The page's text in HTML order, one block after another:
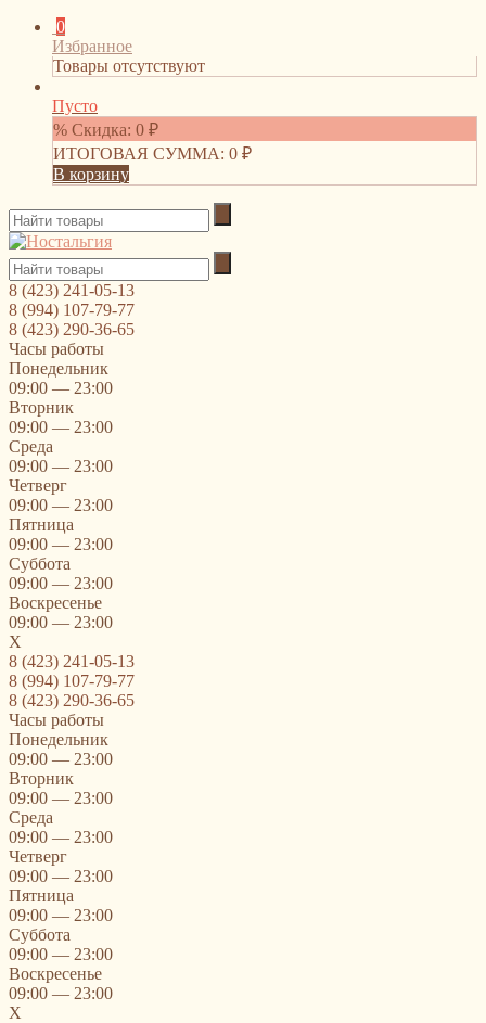
0
Избранное
Товары отсутствуют
Пусто
% Скидка: 0 ₽
ИТОГОВАЯ СУММА: 0 ₽
В корзину
8 (423) 241-05-13
8 (994) 107-79-77
8 (423) 290-36-65
Часы работы
Понедельник
09:00 — 23:00
Вторник
09:00 — 23:00
Среда
09:00 — 23:00
Четверг
09:00 — 23:00
Пятница
09:00 — 23:00
Суббота
09:00 — 23:00
Воскресенье
09:00 — 23:00
X
8 (423) 241-05-13
8 (994) 107-79-77
8 (423) 290-36-65
Часы работы
Понедельник
09:00 — 23:00
Вторник
09:00 — 23:00
Среда
09:00 — 23:00
Четверг
09:00 — 23:00
Пятница
09:00 — 23:00
Суббота
09:00 — 23:00
Воскресенье
09:00 — 23:00
X